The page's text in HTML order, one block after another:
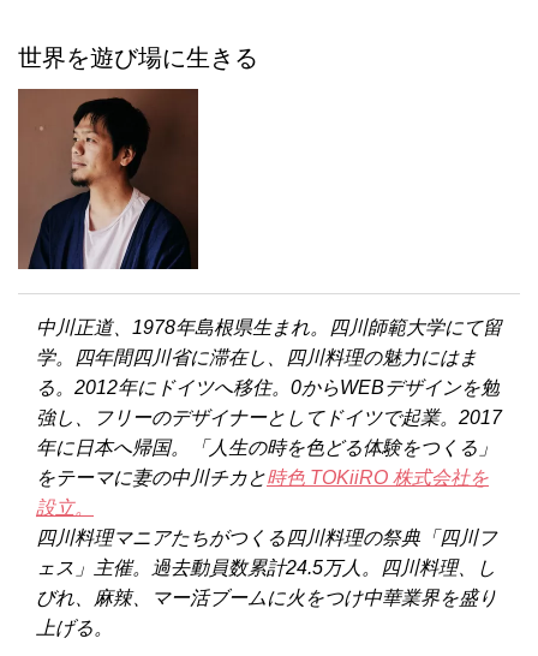
世界を遊び場に生きる
中川正道、1978年島根県生まれ。四川師範大学にて留
学。四年間四川省に滞在し、四川料理の魅力にはま
る。2012年にドイツへ移住。0からWEBデザインを勉
強し、フリーのデザイナーとしてドイツで起業。2017
年に日本へ帰国。「人生の時を色どる体験をつくる」
をテーマに妻の中川チカと時色 TOKiiRO 株式会社を
設立。
四川料理マニアたちがつくる四川料理の祭典「四川フ
ェス」主催。過去動員数累計24.5万人。四川料理、し
びれ、麻辣、マー活ブームに火をつけ中華業界を盛り
上げる。